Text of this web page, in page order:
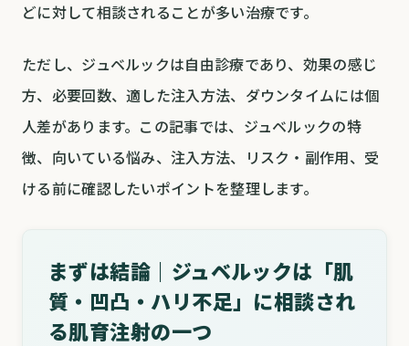
どに対して相談されることが多い治療です。
ただし、ジュベルックは自由診療であり、効果の感じ
方、必要回数、適した注入方法、ダウンタイムには個
人差があります。この記事では、ジュベルックの特
徴、向いている悩み、注入方法、リスク・副作用、受
ける前に確認したいポイントを整理します。
まずは結論｜ジュベルックは「肌
質・凹凸・ハリ不足」に相談され
る肌育注射の一つ